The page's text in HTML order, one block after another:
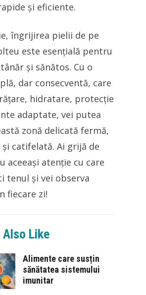
și eficiente.
îngrijirea pielii de pe
este esențială pentru
și sănătos. Cu o
dar consecventă, care
hidratare, protecție
adaptate, vei putea
zonă delicată fermă,
și catifelată. Ai grijă de
aceeași atenție cu care
tenul și vei observa
fiecare zi!
Also Like
Alimente care susțin
sănătatea sistemului
imunitar